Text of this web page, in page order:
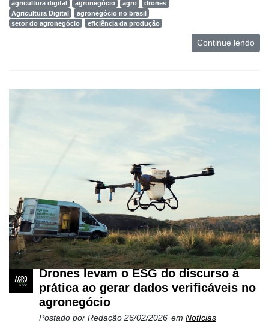
agricultura digital
agronegócio agro
drones
Agricultura Digital
agronegócio no brasil
setor do agronegócio
eficiência da produção
Continue lendo
Drones levam o ESG do discurso à
prática ao gerar dados verificáveis no
agronegócio
Postado por Redação 26/02/2026 em Notícias